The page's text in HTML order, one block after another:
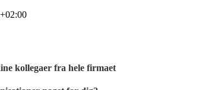
kollegaer fra hele firmaet